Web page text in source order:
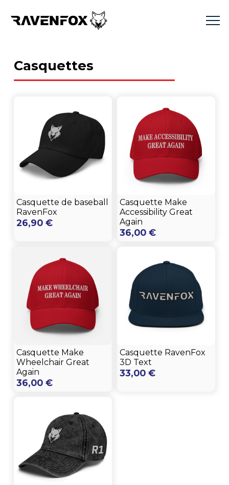
Casquettes
Casquette de baseball
RavenFox
26,90 €
Casquette Make
Accessibility Great
Again
36,00 €
Casquette Make
Wheelchair Great
Again
36,00 €
Casquette RavenFox
3D Text
33,00 €